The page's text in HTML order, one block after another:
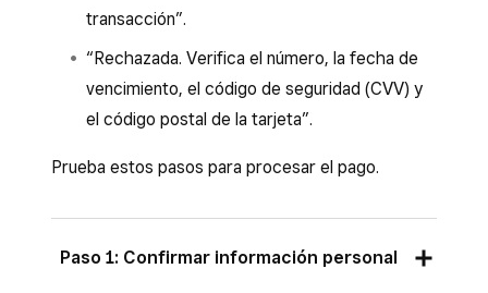
transacción”.
“Rechazada. Verifica el número, la fecha de
vencimiento, el código de seguridad (CVV) y
el código postal de la tarjeta”.
Prueba estos pasos para procesar el pago.
Paso 1: Confirmar información personal